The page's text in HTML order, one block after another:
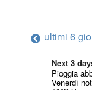
ultimi 6
Next 3
Pioggia
Venerdì